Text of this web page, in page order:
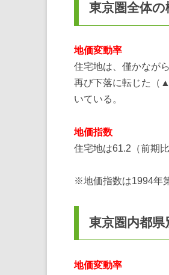
東京圏全体の
地価変動率
住宅地は、僅かなが
再び下落に転じた（
いている。
地価指数
住宅地は61.2（前期
※地価指数は1994年
東京圏内都県
地価変動率